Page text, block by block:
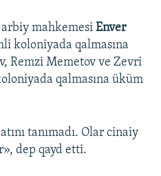
mahkemesi Enver
koloniyada qalmasına
Remzi Memetov ve Zevri
qalmasına üküm
tanımadı. Olar cinaiy
dep qayd etti.